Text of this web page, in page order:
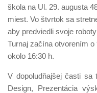
škola na Ul. 29. augusta
miest. Vo štvrtok sa
aby predviedli svoje
Turnaj začína otvorením
okolo 16:30 h.
V dopoludňajšej časti sa
Design, Prezentácia